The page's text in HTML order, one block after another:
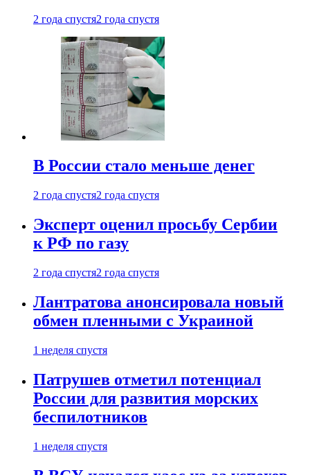
2 года спустя2 года спустя
В России стало меньше денег
2 года спустя2 года спустя
Эксперт оценил просьбу Сербии
к РФ по газу
2 года спустя2 года спустя
Лантратова анонсировала новый
обмен пленными с Украиной
1 неделя спустя
Патрушев отметил потенциал
России для развития морских
беспилотников
1 неделя спустя